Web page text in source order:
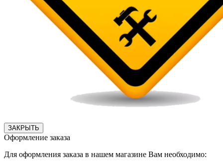
ЗАКРЫТЬ
Оформление заказа
Для оформления заказа в нашем магазине Вам необходимо: